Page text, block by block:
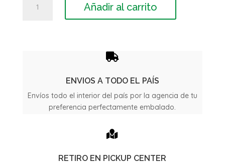
cantidad
Añadir al carrito

ENVIOS A TODO EL PAÍS
Envíos todo el interior del país por la agencia de tu
preferencia perfectamente embalado.

RETIRO EN PICKUP CENTER